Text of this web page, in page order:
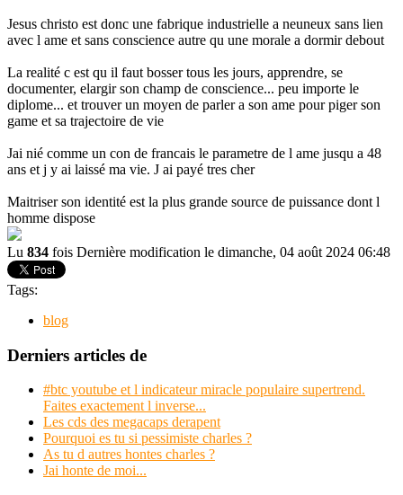
Jesus christo est donc une fabrique industrielle a neuneux sans lien
avec l ame et sans conscience autre qu une morale a dormir debout
La realité c est qu il faut bosser tous les jours, apprendre, se
documenter, elargir son champ de conscience... peu importe le
diplome... et trouver un moyen de parler a son ame pour piger son
game et sa trajectoire de vie
Jai nié comme un con de francais le parametre de l ame jusqu a 48
ans et j y ai laissé ma vie. J ai payé tres cher
Maitriser son identité est la plus grande source de puissance dont l
homme dispose
Lu 834 fois Dernière modification le dimanche, 04 août 2024 06:48
Tags:
blog
Derniers articles de
#btc youtube et l indicateur miracle populaire supertrend.
Faites exactement l inverse...
Les cds des megacaps derapent
Pourquoi es tu si pessimiste charles ?
As tu d autres hontes charles ?
Jai honte de moi...